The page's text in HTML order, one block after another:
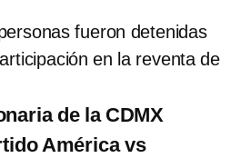
fueron detenidas
en la reventa de
de la CDMX
América vs